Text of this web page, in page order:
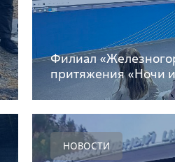
Филиал
притяжения «Ночи
НОВОСТИ